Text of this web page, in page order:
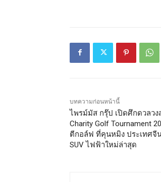
บทความก่อนหน้านี้
ไพรม์มัส กรุ๊ป เปิดศึกดวลวง
Charity Golf Tournament
ตีกอล์ฟ ที่คุนหมิง ประเทศจีน
SUV ไฟฟ้าใหม่ล่าสุด